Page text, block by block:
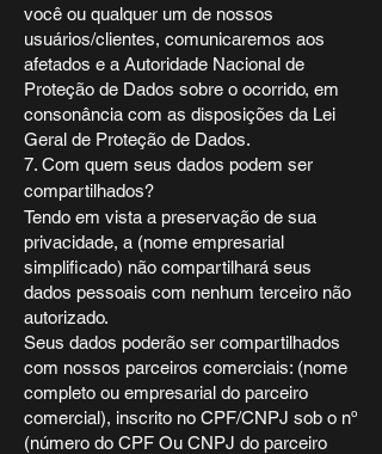
você ou qualquer um de nossos
usuários/clientes, comunicaremos aos
afetados e a Autoridade Nacional de
Proteção de Dados sobre o ocorrido, em
consonância com as disposições da Lei
Geral de Proteção de Dados.
7. Com quem seus dados podem ser
compartilhados?
Tendo em vista a preservação de sua
privacidade, a (nome empresarial
simplificado) não compartilhará seus
dados pessoais com nenhum terceiro não
autorizado.
Seus dados poderão ser compartilhados
com nossos parceiros comerciais: (nome
completo ou empresarial do parceiro
comercial), inscrito no CPF/CNPJ sob o nº
(número do CPF Ou CNPJ do parceiro